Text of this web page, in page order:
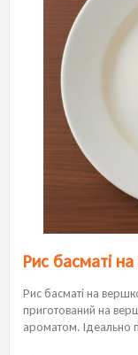
Рис басматі
Рис басматі на
приготований на
ароматом. Ідеально